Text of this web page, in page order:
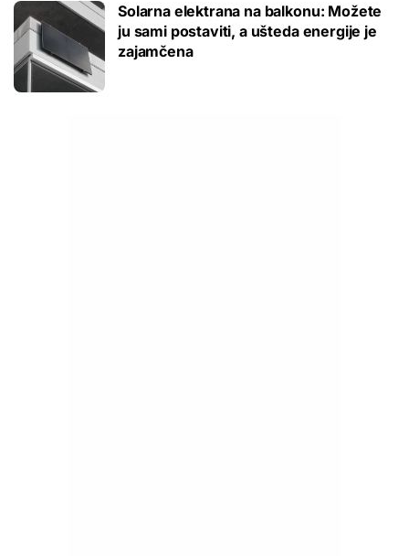
Solarna elektrana na balkonu: Možete
ju sami postaviti, a ušteda energije je
zajamčena